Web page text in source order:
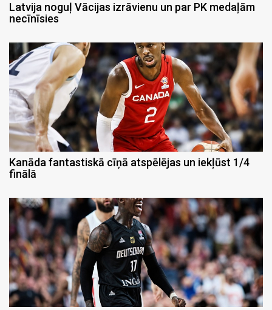
Latvija noguļ Vācijas izrāvienu un par PK medaļām
necīnīsies
Kanāda fantastiskā cīņā atspēlējas un iekļūst 1/4
finālā